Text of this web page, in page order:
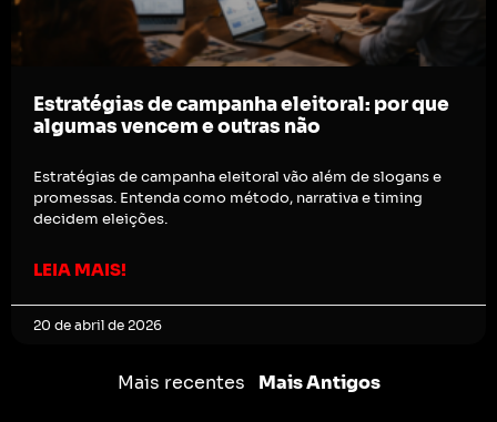
Estratégias de campanha eleitoral: por que
algumas vencem e outras não
Estratégias de campanha eleitoral vão além de slogans e
promessas. Entenda como método, narrativa e timing
decidem eleições.
LEIA MAIS!
20 de abril de 2026
Mais recentes Mais Antigos